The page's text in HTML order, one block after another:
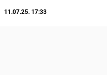
11.07.25. 17:33